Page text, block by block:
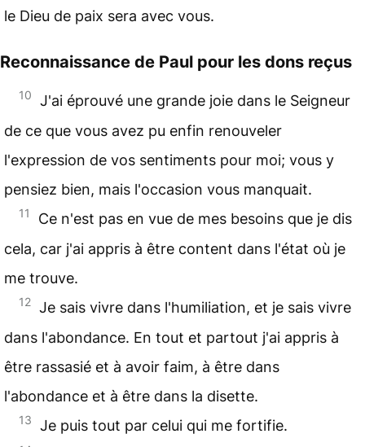
le Dieu de paix sera avec vous.
Reconnaissance de Paul pour les dons reçus
10
J'ai éprouvé une grande joie dans le Seigneur
de ce que vous avez pu enfin renouveler
l'expression de vos sentiments pour moi; vous y
pensiez bien, mais l'occasion vous manquait.
11
Ce n'est pas en vue de mes besoins que je dis
cela, car j'ai appris à être content dans l'état où je
me trouve.
12 Je sais vivre dans l'humiliation, et je sais vivre
dans l'abondance. En tout et partout j'ai appris à
être rassasié et à avoir faim, à être dans
l'abondance et à être dans la disette.
13 Je puis tout par celui qui me fortifie.